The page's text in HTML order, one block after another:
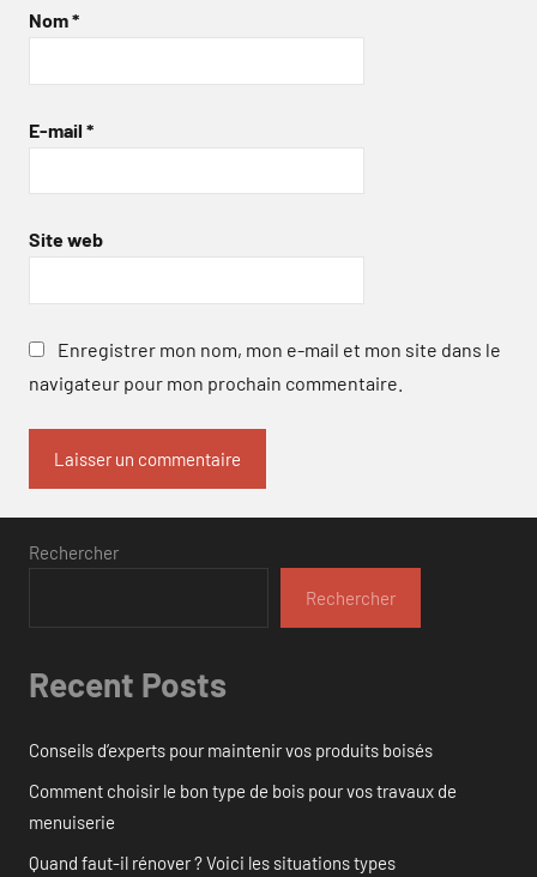
Nom*
E-mail *
Site web
Enregistrer mon nom, mon e-mail et mon site dans le
navigateur pour mon prochain commentaire.
Rechercher
Rechercher
Recent Posts
Conseils d’experts pour maintenir vos produits boisés
Comment choisir le bon type de bois pour vos travaux de
menuiserie
Quand faut-il rénover ? Voici les situations types